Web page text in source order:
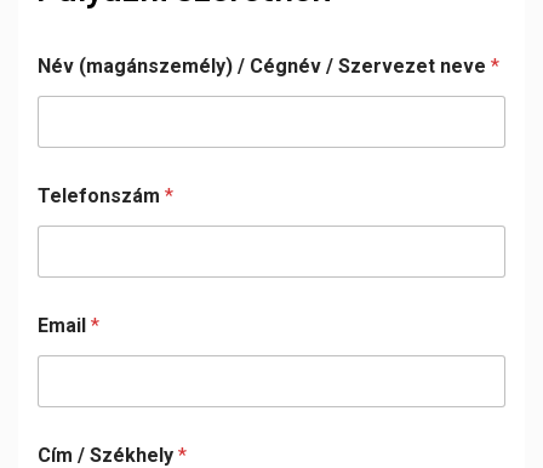
Név (magánszemély) / Cégnév / Szervezet neve *
Telefonszám *
Email *
Cím / Székhely *